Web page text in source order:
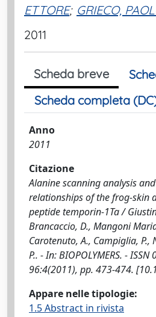
ETTORE; GRIECO,
2011
Scheda breve
Scheda completa
Anno
2011
Citazione
Alanine scanning analysis
relationships of the frog-skin
peptide temporin-1Ta /
Brancaccio, D., Mangoni
Carotenuto, A., Campiglia, P.,
P.. - In: BIOPOLYMERS. -
96:4(2011), pp. 473-474.
Appare nelle tipologie:
1.5 Abstract in rivista